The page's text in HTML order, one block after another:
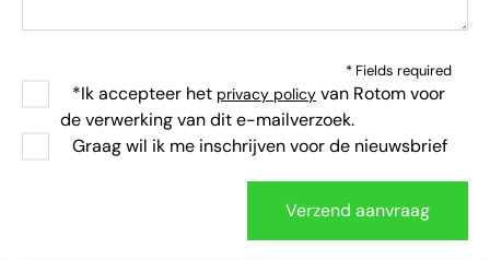
* Fields required
*Ik accepteer het privacy policy van Rotom voor
de verwerking van dit e-mailverzoek.
Graag wil ik me inschrijven voor de nieuwsbrief